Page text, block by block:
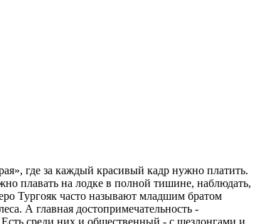
где за каждый красивый кадр нужно платить.
плавать на лодке в полной тишине, наблюдать,
Тургояк часто называют младшим братом
А главная достопримечательность -